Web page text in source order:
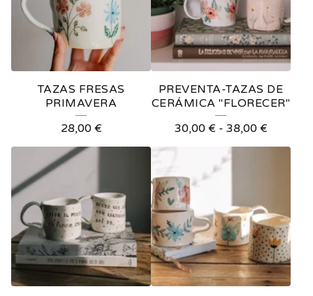
TAZAS FRESAS
PRIMAVERA
28,00 €
PREVENTA-TAZAS DE
CERÁMICA "FLORECER"
30,00 € - 38,00 €